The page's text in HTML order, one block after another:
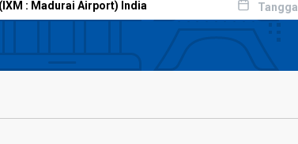
Tanggal